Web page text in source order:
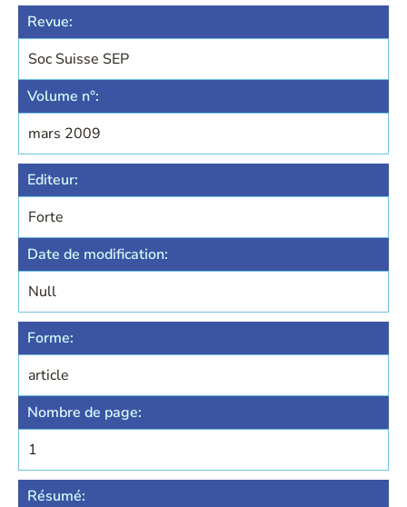
Revue:
Soc Suisse SEP
Volume n°:
mars 2009
Editeur:
Forte
Date de modification:
Null
Forme:
article
Nombre de page:
1
Résumé: